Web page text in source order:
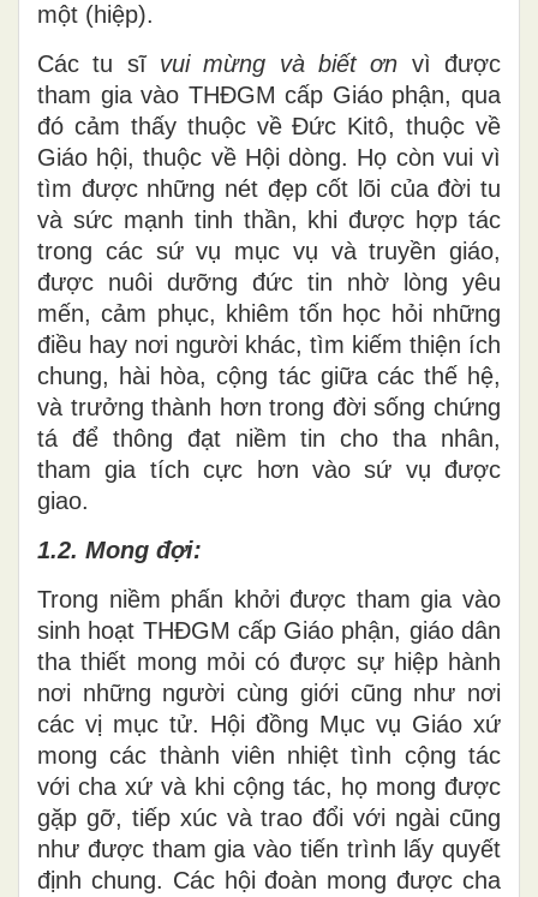
một (hiệp).
Các tu sĩ vui mừng và biết ơn vì được
tham gia vào THĐGM cấp Giáo phận, qua
đó cảm thấy thuộc về Đức Kitô, thuộc về
Giáo hội, thuộc về Hội dòng. Họ còn vui vì
tìm được những nét đẹp cốt lõi của đời tu
và sức mạnh tinh thần, khi được hợp tác
trong các sứ vụ mục vụ và truyền giáo,
được nuôi dưỡng đức tin nhờ lòng yêu
mến, cảm phục, khiêm tốn học hỏi những
điều hay nơi người khác, tìm kiếm thiện ích
chung, hài hòa, cộng tác giữa các thế hệ,
và trưởng thành hơn trong đời sống chứng
tá để thông đạt niềm tin cho tha nhân,
tham gia tích cực hơn vào sứ vụ được
giao.
1.2. Mong đợi:
Trong niềm phấn khởi được tham gia vào
sinh hoạt THĐGM cấp Giáo phận, giáo dân
tha thiết mong mỏi có được sự hiệp hành
nơi những người cùng giới cũng như nơi
các vị mục tử. Hội đồng Mục vụ Giáo xứ
mong các thành viên nhiệt tình cộng tác
với cha xứ và khi cộng tác, họ mong được
gặp gỡ, tiếp xúc và trao đổi với ngài cũng
như được tham gia vào tiến trình lấy quyết
định chung. Các hội đoàn mong được cha